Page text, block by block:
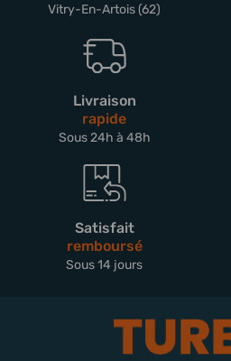
Vitry-En-Artois (62)
Livraison
rapide
Sous 24h à 48h
Satisfait
remboursé
Sous 14 jours